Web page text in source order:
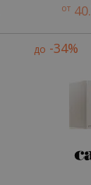
от 40.
до -34%